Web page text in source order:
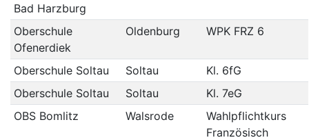
Bad Harzburg
Oberschule
Ofenerdiek
Oldenburg WPK FRZ 6
Oberschule Soltau Soltau
Kl. 6fG
Oberschule Soltau
Soltau
Kl. 7eG
OBS Bomlitz
Walsrode
Wahlpflichtkurs
Französisch